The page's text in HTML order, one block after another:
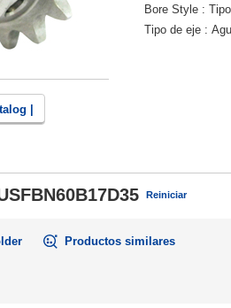
|
Bore Style
Tipo de eje
Reiniciar
Productos similares